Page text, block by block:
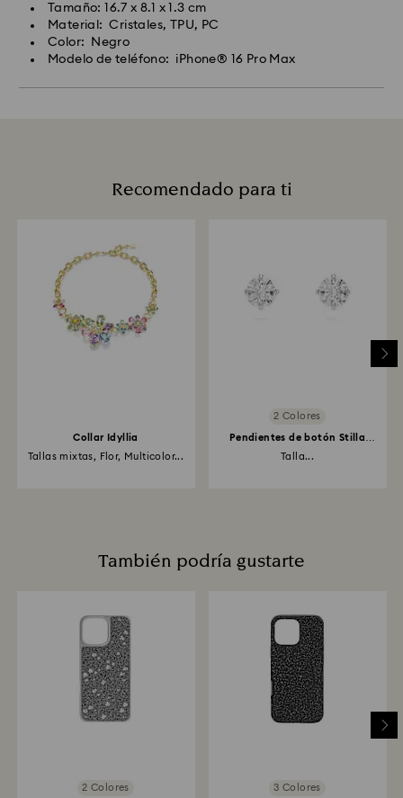
Tamaño: 16.7 x 8.1 x 1.3 cm
Material: Cristales, TPU, PC
Color: Negro
Modelo de teléfono: iPhone® 16 Pro Max
Recomendado para ti
Collar Idyllia
Tallas mixtas, Flor, Multicolor...
2 Colores
Pendientes de botón Stilla
Talla...
También podría gustarte
2 Colores 3 Colores